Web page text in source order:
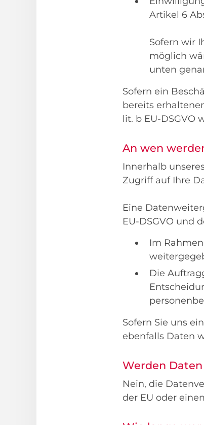
Artikel 6
Sofern wir
möglich
unten
Sofern ein
bereits
lit. b EU-DSGVO
An wen
Innerhalb
Zugriff auf Ihre
Eine
EU-DSGVO und
Im
Die
Sofern Sie uns
ebenfalls Daten
Werden
Nein, die
der EU oder